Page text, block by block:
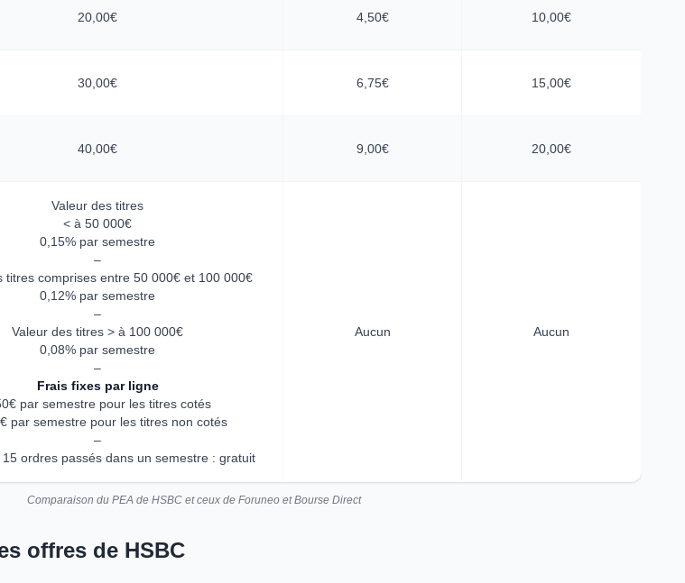
20,00€ 4,50€ 10,00€
30,00€ 6,75€ 15,00€
40,00€ 9,00€ 20,00€
Valeur des titres
< à 50 000€
0,15% par semestre
–
titres comprises entre 50 000€ et 100 000€
0,12% par semestre
–
Valeur des titres > à 100 000€
0,08% par semestre
–
Frais fixes par ligne
par semestre pour les titres cotés
par semestre pour les titres non cotés
–
ordres passés dans un semestre : gratuit
Aucun Aucun
Comparaison du PEA de HSBC et ceux de Foruneo et Bourse Direct
offres de HSBC